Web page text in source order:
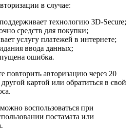
в случае:
технологию 3D-Secure;
средств для покупки;
услугу платежей в интернете;
ввода данных;
ошибка.
повторить авторизацию через 20
картой или обратиться в свой
воспользоваться при
постамата или